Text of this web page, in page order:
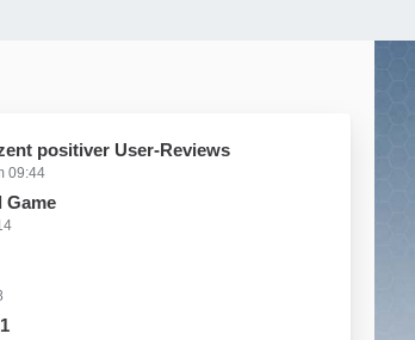
positiver User-Reviews
09:44
Game